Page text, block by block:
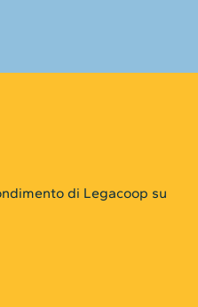
di Legacoop su